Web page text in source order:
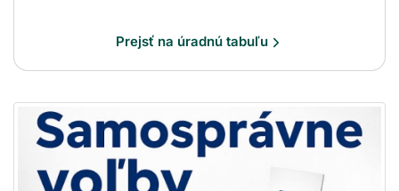
Prejsť na úradnú tabuľu